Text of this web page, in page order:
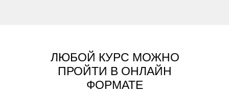
ЛЮБОЙ КУРС МОЖНО
ПРОЙТИ В ОНЛАЙН
ФОРМАТЕ